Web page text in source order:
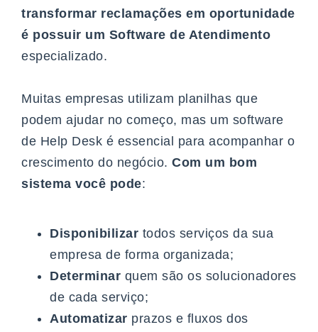
transformar reclamações em oportunidade
é possuir um Software de Atendimento
especializado.
Muitas empresas utilizam planilhas que
podem ajudar no começo, mas um software
de Help Desk é essencial para acompanhar o
crescimento do negócio. Com um bom
sistema você pode:
Disponibilizar todos serviços da sua
empresa de forma organizada;
Determinar quem são os solucionadores
de cada serviço;
Automatizar prazos e fluxos dos